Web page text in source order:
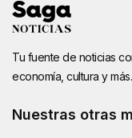
Tu fuente de noticias
economía, cultura y
Nuestras otras